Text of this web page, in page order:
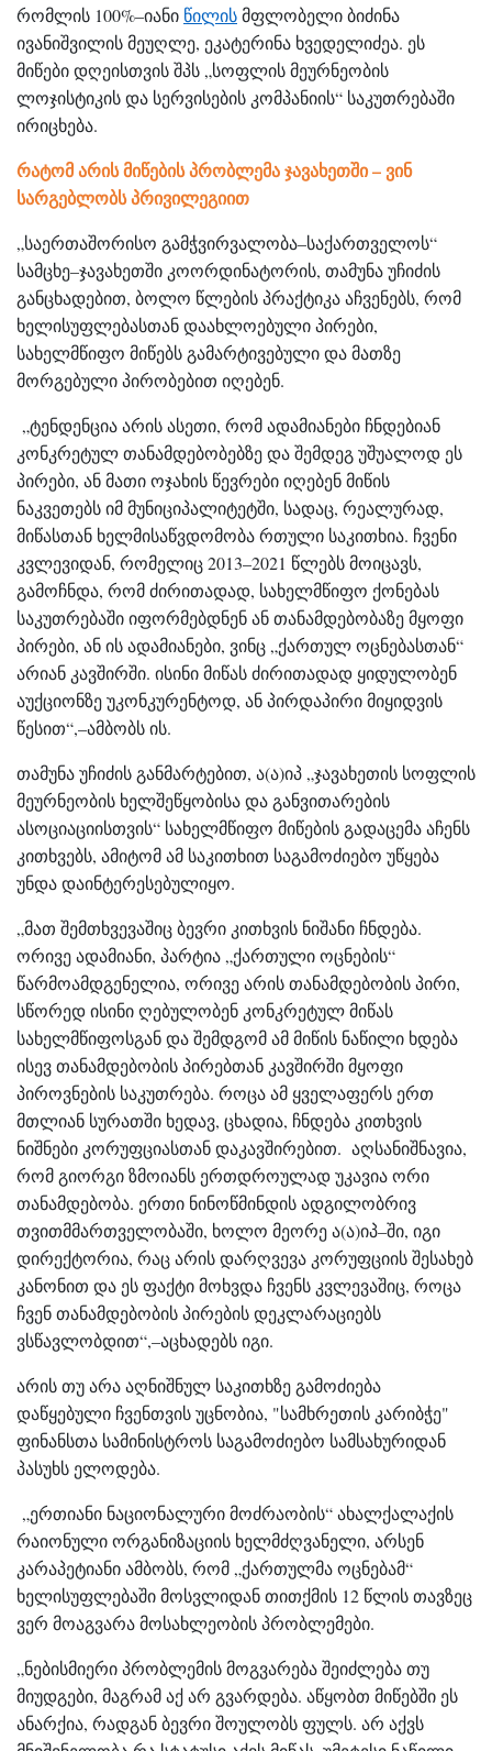
რომლის 100%–იანი წილისმფლობელი ბიძინა
ივანიშვილის მეუღლე, ეკატერინა ხვედელიძეა. ეს
მიწები დღეისთვის შპს „სოფლის მეურნეობის
ლოჯისტიკის და სერვისების კომპანიის“ საკუთრებაში
ირიცხება.
რატომ არის მიწების პრობლემა ჯავახეთში – ვინ
სარგებლობს პრივილეგიით
„საერთაშორისო გამჭვირვალობა–საქართველოს“
სამცხე–ჯავახეთში კოორდინატორის, თამუნა უჩიძის
განცხადებით, ბოლო წლების პრაქტიკა აჩვენებს, რომ
ხელისუფლებასთან დაახლოებული პირები,
სახელმწიფო მიწებს გამარტივებული და მათზე
მორგებული პირობებით იღებენ.
„ტენდენცია არის ასეთი, რომ ადამიანები ჩნდებიან
კონკრეტულ თანამდებობებზე და შემდეგ უშუალოდ ეს
პირები, ან მათი ოჯახის წევრები იღებენ მიწის
ნაკვეთებს იმ მუნიციპალიტეტში, სადაც, რეალურად,
მიწასთან ხელმისაწვდომობა რთული საკითხია. ჩვენი
კვლევიდან, რომელიც 2013–2021 წლებს მოიცავს,
გამოჩნდა, რომ ძირითადად, სახელმწიფო ქონებას
საკუთრებაში იფორმებდნენ ან თანამდებობაზე მყოფი
პირები, ან ის ადამიანები, ვინც „ქართულ ოცნებასთან“
არიან კავშირში. ისინი მიწას ძირითადად ყიდულობენ
აუქციონზე უკონკურენტოდ, ან პირდაპირი მიყიდვის
წესით“,–ამბობს ის.
თამუნა უჩიძის განმარტებით, ა(ა)იპ „ჯავახეთის სოფლის
მეურნეობის ხელშეწყობისა და განვითარების
ასოციაციისთვის“ სახელმწიფო მიწების გადაცემა აჩენს
კითხვებს, ამიტომ ამ საკითხით საგამოძიებო უწყება
უნდა დაინტერესებულიყო.
„მათ შემთხვევაშიც ბევრი კითხვის ნიშანი ჩნდება.
ორივე ადამიანი, პარტია „ქართული ოცნების“
წარმოამდგენელია, ორივე არის თანამდებობის პირი,
სწორედ ისინი ღებულობენ კონკრეტულ მიწას
სახელმწიფოსგან და შემდგომ ამ მიწის ნაწილი ხდება
ისევ თანამდებობის პირებთან კავშირში მყოფი
პიროვნების საკუთრება. როცა ამ ყველაფერს ერთ
მთლიან სურათში ხედავ, ცხადია, ჩნდება კითხვის
ნიშნები კორუფციასთან დაკავშირებით. აღსანიშნავია,
რომ გიორგი ზმოიანს ერთდროულად უკავია ორი
თანამდებობა. ერთი ნინოწმინდის ადგილობრივ
თვითმმართველობაში, ხოლო მეორე ა(ა)იპ–ში, იგი
დირექტორია, რაც არის დარღვევა კორუფციის შესახებ
კანონით და ეს ფაქტი მოხვდა ჩვენს კვლევაშიც, როცა
ჩვენ თანამდებობის პირების დეკლარაციებს
ვსწავლობდით“,–აცხადებს იგი.
არის თუ არა აღნიშნულ საკითხზე გამოძიება
დაწყებული ჩვენთვის უცნობია, "სამხრეთის კარიბჭე"
ფინანსთა სამინისტროს საგამოძიებო სამსახურიდან
პასუხს ელოდება.
„ერთიანი ნაციონალური მოძრაობის“ ახალქალაქის
რაიონული ორგანიზაციის ხელმძღვანელი, არსენ
კარაპეტიანი ამბობს, რომ „ქართულმა ოცნებამ“
ხელისუფლებაში მოსვლიდან თითქმის 12 წლის თავზეც
ვერ მოაგვარა მოსახლეობის პრობლემები.
„ნებისმიერი პრობლემის მოგვარება შეიძლება თუ
მიუდგები, მაგრამ აქ არ გვარდება. აწყობთ მიწებში ეს
ანარქია, რადგან ბევრი შოულობს ფულს. არ აქვს